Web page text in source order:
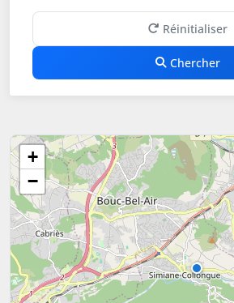
Réinitialiser
Chercher
+
−